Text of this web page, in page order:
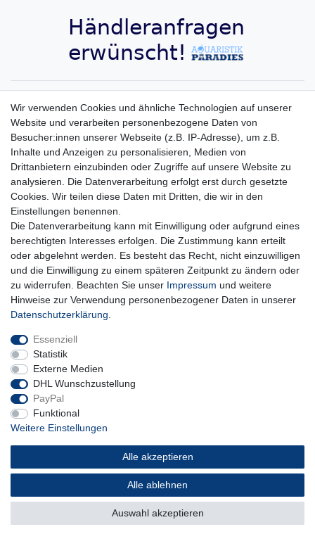
Aquaristik-Paradies Newsletter
E-MAIL **
Newsletter
Honig
Hiermit bestätige ich, dass ich dieDaten­schutz­erklärunggelesen habe. Meine
** Hierbei handelt es sich um ein Pflichtfeld.
Impressum Daten­schutz­erklärung AGB
Wir verwenden Cookies und ähnliche Technologien auf unserer
Website und verarbeiten personenbezogene Daten von
Besucher:innen unserer Webseite (z.B. IP-Adresse), um z.B.
Inhalte und Anzeigen zu personalisieren, Medien von
Drittanbietern einzubinden oder Zugriffe auf unsere Website zu
analysieren. Die Datenverarbeitung erfolgt erst durch gesetzte
Cookies. Wir teilen diese Daten mit Dritten, die wir in den
Einstellungen benennen.
Die Datenverarbeitung kann mit Einwilligung oder aufgrund eines
berechtigten Interesses erfolgen. Die Zustimmung kann erteilt
oder abgelehnt werden. Es besteht das Recht, nicht einzuwilligen
und die Einwilligung zu einem späteren Zeitpunkt zu ändern oder
zu widerrufen. Beachten Sie unser Impressum und weitere
Hinweise zur Verwendung personenbezogener Daten in unserer
Daten­schutz­erklärung
Essenziell
Statistik
Externe Medien
DHL Wunschzustellung
PayPal
Funktional
Weitere Einstellungen
Alle akzeptieren
Alle ablehnen
Auswahl akzeptieren